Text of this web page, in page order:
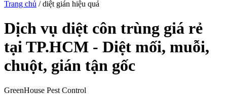
Trang chủ /diệt gián hiệu quả
Dịch vụ diệt côn trùng giá rẻ
tại TP.HCM - Diệt mối, muỗi,
chuột, gián tận gốc
GreenHouse Pest Control